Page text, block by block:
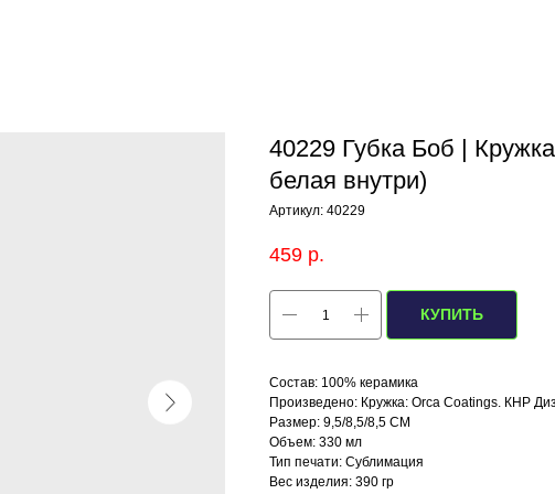
40229 Губка Боб |
белая внутри)
Артикул: 40229
459 р.
КУПИТЬ
Состав: 100% керамика
Произведено: Кружка: Orca Coatings. КНР
Размер: 9,5/8,5/8,5 СМ
Объем: 330 мл
Тип печати: Сублимация
Вес изделия: 390 гр